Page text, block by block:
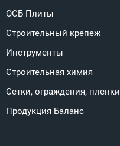
ОСБ Плиты
Строительный крепеж
Инструменты
Строительная химия
Сетки, ограждения, пленки
Продукция Баланс